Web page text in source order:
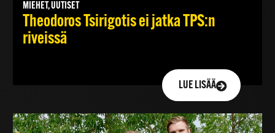
MIEHET, UUTISET
Theodoros Tsirigotis ei jatka TPS:n
riveissä
LUE LISÄÄ